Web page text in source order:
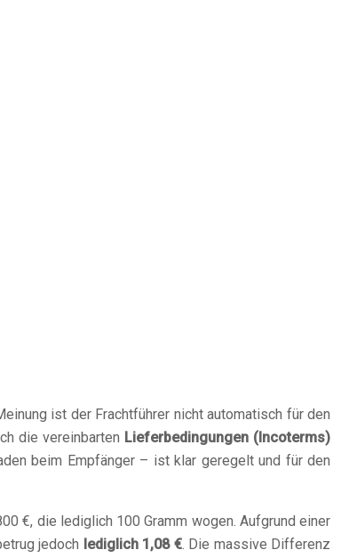
ist der Frachtführer nicht automatisch für den
die vereinbarten Lieferbedingungen (Incoterms)
beim Empfänger – ist klar geregelt und für den
€, die lediglich 100 Gramm wogen. Aufgrund einer
jedoch lediglich 1,08 €. Die massive Differenz